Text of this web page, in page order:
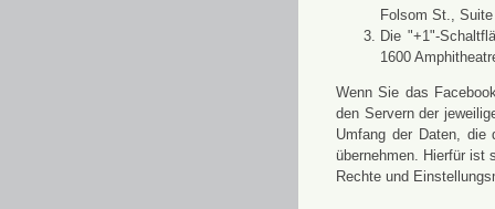
Folsom St.,
Die "+1"-
1600
Wenn Sie das
den Servern der
Umfang der Daten, die
übernehmen. Hierfür ist
Rechte und